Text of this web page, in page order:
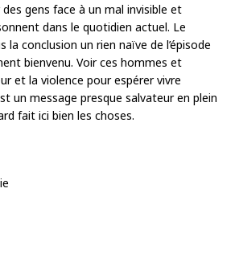
gens face à un mal invisible et
dans le quotidien actuel. Le
conclusion un rien naïve de l’épisode
bienvenu. Voir ces hommes et
et la violence pour espérer vivre
un message presque salvateur en plein
fait ici bien les choses.